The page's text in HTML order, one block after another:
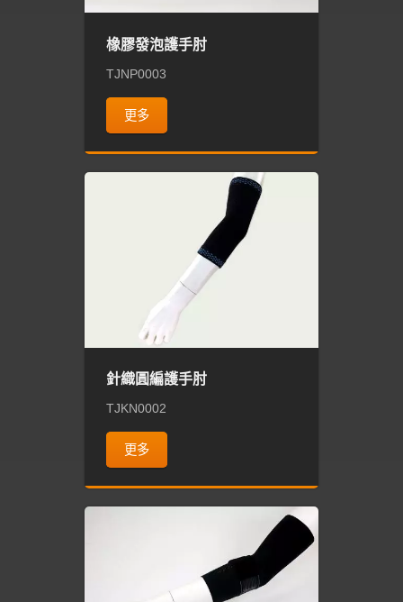
橡膠發泡護手肘
TJNP0003
更多
針織圓編護手肘
TJKN0002
更多